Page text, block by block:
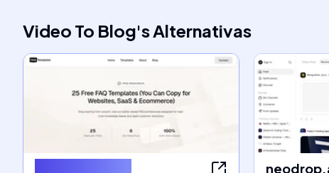
Video To Blog'sAlternativas